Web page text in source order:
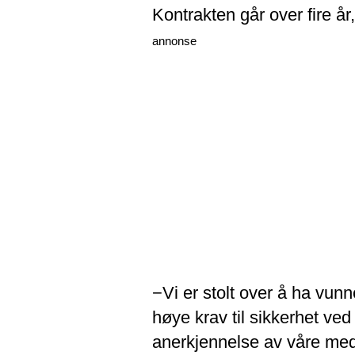
Kontrakten går over fire
annonse
−Vi er stolt over å ha
høye krav til sikkerhet
anerkjennelse av våre